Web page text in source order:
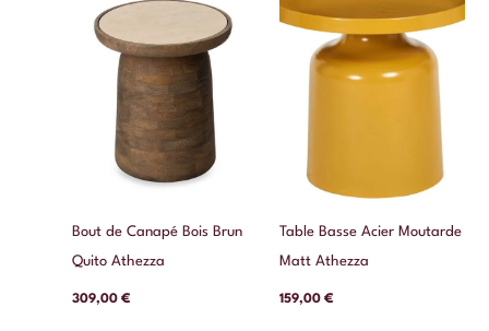
Bout de Canapé Bois Brun
Quito Athezza
309,00€
Table Basse Acier Moutarde
Matt Athezza
159,00 €